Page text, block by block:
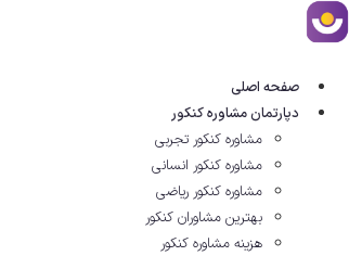
پرش
به
صفحه اصلی
دپارتمان مشاوره کنکور
مشاوره کنکور تجربی
مشاوره کنکور انسانی
مشاوره کنکور ریاضی
بهترین مشاوران کنکور
هزینه مشاوره کنکور